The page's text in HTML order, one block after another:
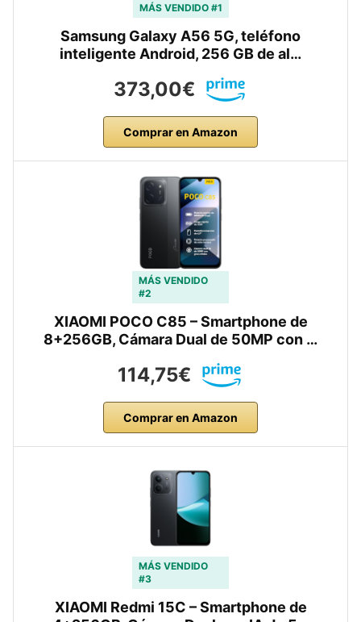
MÁS VENDIDO #1
Samsung Galaxy A56 5G, teléfono
inteligente Android, 256 GB de al…
373,00€
Comprar en Amazon
MÁS VENDIDO
#2
XIAOMI POCO C85 – Smartphone de
8+256GB, Cámara Dual de 50MP con …
114,75€
Comprar en Amazon
MÁS VENDIDO
#3
XIAOMI Redmi 15C – Smartphone de